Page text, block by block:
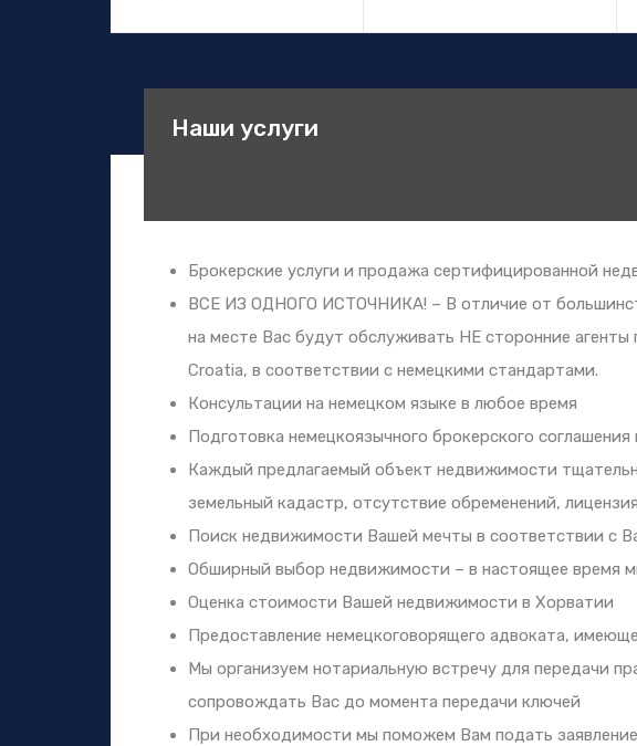
Наши услуги
Брокерские услуги и продажа сертифицированной
ВСЕ ИЗ ОДНОГО ИСТОЧНИКА! – В отличие от
на месте Вас будут обслуживать НЕ сторонние
Croatia, в соответствии с немецкими стандартами.
Консультации на немецком языке в любое время
Подготовка немецкоязычного брокерского
Каждый предлагаемый объект недвижимости
земельный кадастр, отсутствие обременений,
Поиск недвижимости Вашей мечты в соответствии с
Обширный выбор недвижимости – в настоящее время
Оценка стоимости Вашей недвижимости в Хорватии
Предоставление немецкоговорящего адвоката,
Мы организуем нотариальную встречу для передачи
сопровождать Вас до момента передачи ключей
При необходимости мы поможем Вам подать заявление